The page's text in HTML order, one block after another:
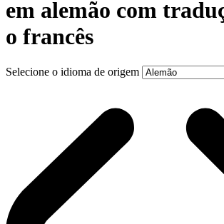
em alemão com
o francês
Selecione o idioma de origem